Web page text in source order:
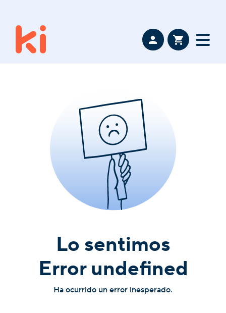
Lo sentimos
Error undefined
Ha ocurrido un error inesperado.